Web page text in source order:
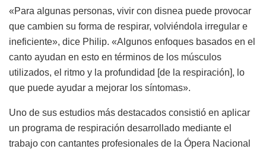
«Para algunas personas, vivir con disnea puede provocar
que cambien su forma de respirar, volviéndola irregular e
ineficiente», dice Philip. «Algunos enfoques basados en el
canto ayudan en esto en términos de los músculos
utilizados, el ritmo y la profundidad [de la respiración], lo
que puede ayudar a mejorar los síntomas».
Uno de sus estudios más destacados consistió en aplicar
un programa de respiración desarrollado mediante el
trabajo con cantantes profesionales de la Ópera Nacional